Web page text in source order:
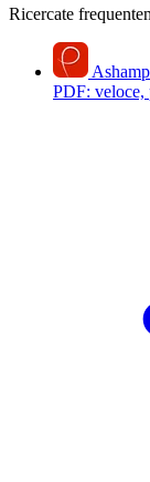
Ricercate
PDF: veloce,